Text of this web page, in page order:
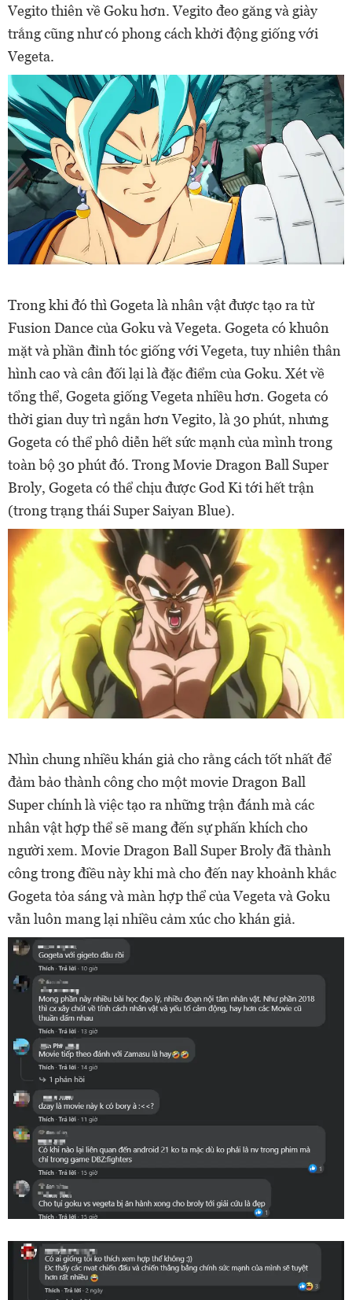
Vegito thiên về Goku hơn. Vegito đeo găng và giày
trắng cũng như có phong cách khởi động giống với
Vegeta.
Trong khi đó thì Gogeta là nhân vật được tạo ra từ
Fusion Dance của Goku và Vegeta. Gogeta có khuôn
mặt và phần đỉnh tóc giống với Vegeta, tuy nhiên thân
hình cao và cân đối lại là đặc điểm của Goku. Xét về
tổng thể, Gogeta giống Vegeta nhiều hơn. Gogeta có
thời gian duy trì ngắn hơn Vegito, là 30 phút, nhưng
Gogeta có thể phô diễn hết sức mạnh của mình trong
toàn bộ 30 phút đó. Trong Movie Dragon Ball Super
Broly, Gogeta có thể chịu được God Ki tới hết trận
(trong trạng thái Super Saiyan Blue).
Nhìn chung nhiều khán giả cho rằng cách tốt nhất để
đảm bảo thành công cho một movie Dragon Ball
Super chính là việc tạo ra những trận đánh mà các
nhân vật hợp thể sẽ mang đến sự phấn khích cho
người xem. Movie Dragon Ball Super Broly đã thành
công trong điều này khi mà cho đến nay khoảnh khắc
Gogeta tỏa sáng và màn hợp thể của Vegeta và Goku
vẫn luôn mang lại nhiều cảm xúc cho khán giả.